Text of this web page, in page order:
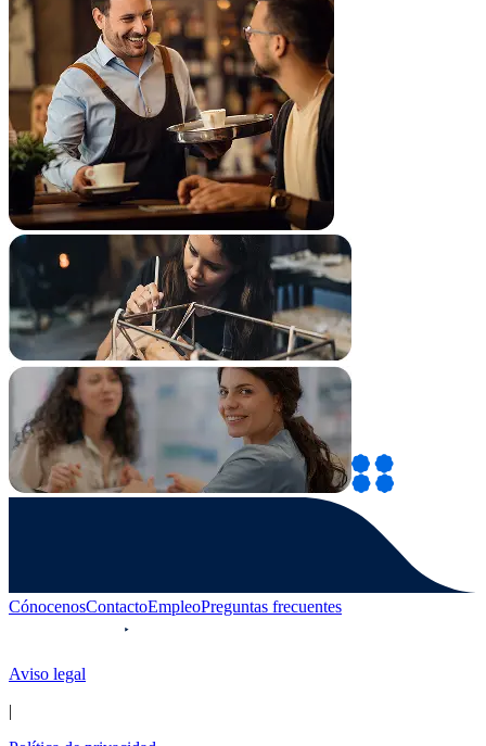
CónocenosContactoEmpleoPreguntas frecuentes
Aviso legal
|